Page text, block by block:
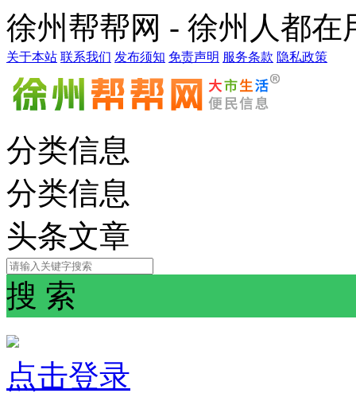
徐州帮帮网 - 徐州人都
关于本站 联系我们 发布须知 免责声明 服务条款 隐私政策
分类信息
分类信息
头条文章
搜 索
点击登录